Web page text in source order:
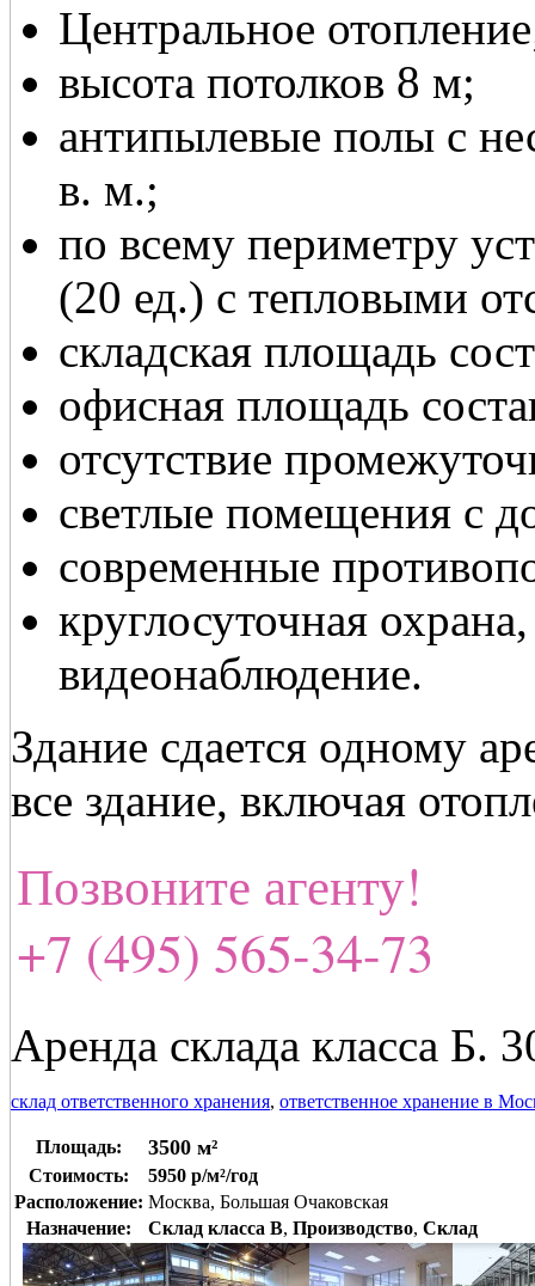
Центральное
высота потолков 8 м;
антипылевые полы с
в. м.;
по всему периметру
(20 ед.) с тепловыми
складская площадь
офисная площадь
отсутствие
светлые помещения с
современные
круглосуточная
видеонаблюдение.
Здание сдается одному
все здание, включая
Позвоните агенту!
+7 (495) 565-34-73
Аренда склада класса Б.
склад ответственного хранения, ответственное хранение в
Площадь: 3500 м²
Стоимость:
5950 р/м²/год
Расположение: Москва, Большая Очаковская
Назначение:
Склад класса B, Производство, Склад